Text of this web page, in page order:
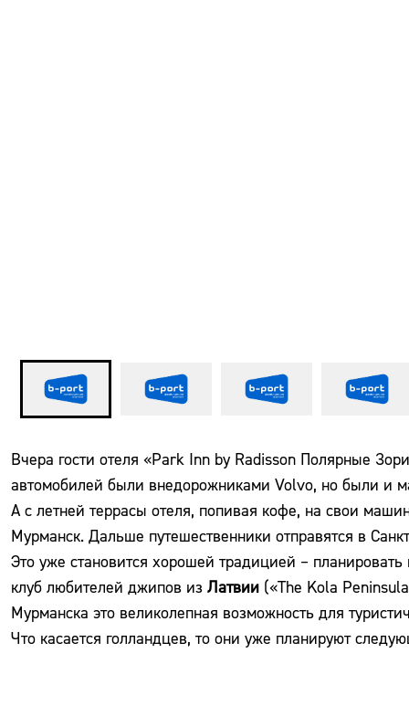
Вчера гости отеля «Park Inn by Radisson Полярные
автомобилей были внедорожниками Volvo, но были и
А с летней террасы отеля, попивая кофе, на свои
Мурманск. Дальше путешественники отправятся в
Это уже становится хорошей традицией –
клуб любителей джипов из Латвии («The Kola
Мурманска это великолепная возможность для
Что касается голландцев, то они уже планируют